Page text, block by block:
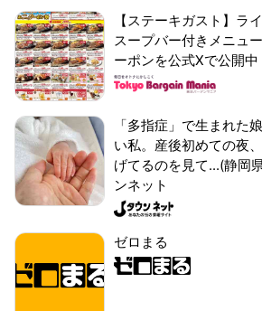
【ステーキガスト】ラ
スープバー付きメニュ
ーポンを公式Xで公開中
「多指症」で生まれた
い私。産後初めての夜
げてるのを見て...(静岡
ンネット
ゼロまる